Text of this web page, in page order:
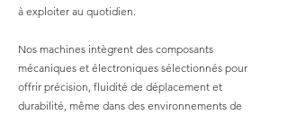
à exploiter au quotidien.
Nos machines intègrent des composants
mécaniques et électroniques sélectionnés pour
offrir précision, fluidité de déplacement et
durabilité, même dans des environnements de